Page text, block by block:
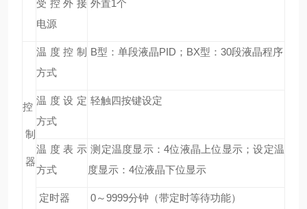
受控外接
电源
外置1个
控
制
器
温度控制
方式
B型：单段液晶PID；BX型：30段液晶程序
温度设定
方式
轻触四按键设定
温度表示
方式
测定温度显示：4位液晶上位显示；设定温
度显示：4位液晶下位显示
定时器 0～9999分钟（带定时等待功能）